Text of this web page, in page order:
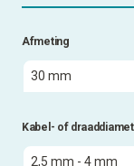
Afmeting
Kabel- of